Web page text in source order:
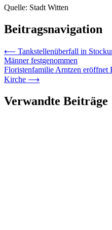
Quelle: Stadt Witten
Beitragsnavigation
⟵ Tankstellenüberfall in
Männer festgenommen
Floristenfamilie Arntzen eröffnet
Kirche ⟶
Verwandte Beiträge